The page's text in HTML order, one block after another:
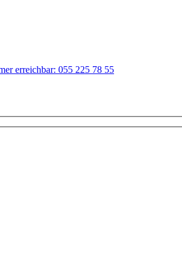
erreichbar: 055 225 78 55